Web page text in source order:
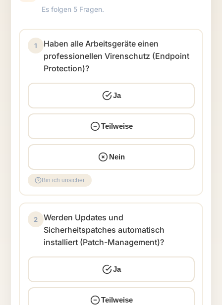
Es folgen 5 Fragen.
1
Haben alle Arbeitsgeräte einen
professionellen Virenschutz (Endpoint
Protection)?
Ja
Teilweise
Nein
Bin ich unsicher
2
Werden Updates und
Sicherheitspatches automatisch
installiert (Patch-Management)?
Ja
Teilweise